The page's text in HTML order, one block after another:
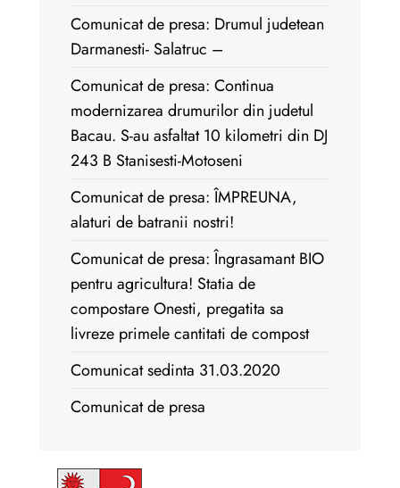
Comunicat de presa: Drumul judetean
Darmanesti- Salatruc –
Comunicat de presa: Continua
modernizarea drumurilor din judetul
Bacau. S-au asfaltat 10 kilometri din DJ
243 B Stanisesti-Motoseni
Comunicat de presa: ÎMPREUNA,
alaturi de batranii nostri!
Comunicat de presa: Îngrasamant BIO
pentru agricultura! Statia de
compostare Onesti, pregatita sa
livreze primele cantitati de compost
Comunicat sedinta 31.03.2020
Comunicat de presa